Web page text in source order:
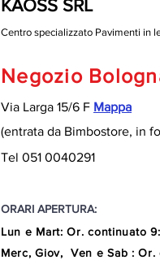
KAOSS SRL
Centro specializzato Pavimenti in
Negozio
Via Larga 15/6 F Mappa
(entrata da Bimbostore, in
Tel 051 0040291
ORARI APERTURA:
Lun e Mart:Or. continuato
Merc, Giov, Ven e Sab :